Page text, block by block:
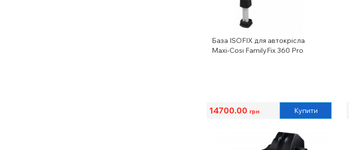
База ISOFIX для автокрісла
Maxi-Cosi FamilyFix 360 Pro
14700.00 грн Купити